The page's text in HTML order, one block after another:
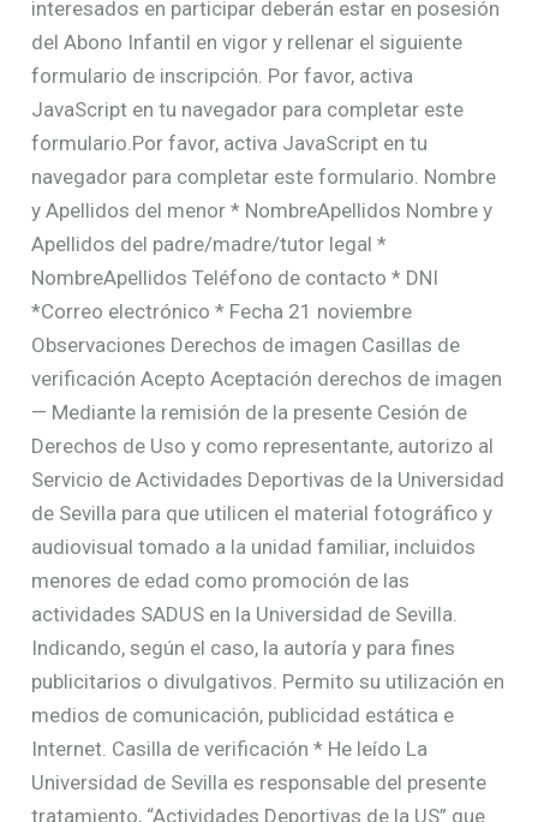
interesados en participar deberán estar en posesión
del Abono Infantil en vigor y rellenar el siguiente
formulario de inscripción. Por favor, activa
JavaScript en tu navegador para completar este
formulario.Por favor, activa JavaScript en tu
navegador para completar este formulario. Nombre
y Apellidos del menor * NombreApellidos Nombre y
Apellidos del padre/madre/tutor legal *
NombreApellidos Teléfono de contacto * DNI
*Correo electrónico * Fecha 21 noviembre
Observaciones Derechos de imagen Casillas de
verificación Acepto Aceptación derechos de imagen
— Mediante la remisión de la presente Cesión de
Derechos de Uso y como representante, autorizo al
Servicio de Actividades Deportivas de la Universidad
de Sevilla para que utilicen el material fotográfico y
audiovisual tomado a la unidad familiar, incluidos
menores de edad como promoción de las
actividades SADUS en la Universidad de Sevilla.
Indicando, según el caso, la autoría y para fines
publicitarios o divulgativos. Permito su utilización en
medios de comunicación, publicidad estática e
Internet. Casilla de verificación * He leído La
Universidad de Sevilla es responsable del presente
tratamiento, “Actividades Deportivas de la US” que